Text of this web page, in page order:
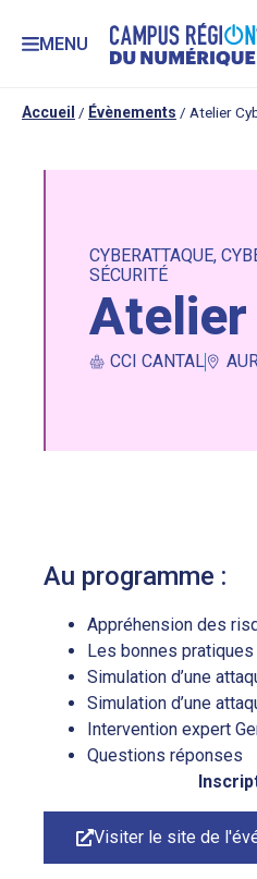
MENU
Accueil / Évènements / Atelier
CYBERATTAQUE,
SÉCURITÉ
Atelier
CCI CANTAL
Au programme :
Appréhension des
Les bonnes
Simulation d’une
Simulation d’une
Intervention expert
Questions réponses
Visiter le site de